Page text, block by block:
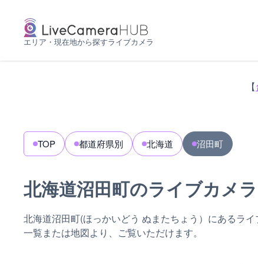
エリア・現在地から探すライブカメラ
【
TOP 都道府県別 北海道 沼田町
北海道沼田町のライブカメラ
北海道沼田町(ほっかいどう ぬまたちょう）にあるライ
一覧または地図より、ご覧いただけます。